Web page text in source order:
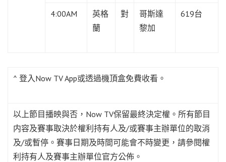
4:00AM
英格
蘭
對
哥斯達
黎加
619台
^ 登入Now TV App或透過機頂盒免費收看。
以上節目播映與否，Now TV保留最終決定權。所有節目
内容及賽事取決於權利持有人及/或賽事主辦單位的取消
及/或暫停。賽事日期及時間可能會不時變更，請參閱權
利持有人及賽事主辦單位官方公佈。